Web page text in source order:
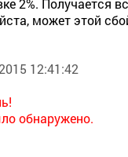
2%. Получается
может этой
12:41:42
обнаружено.